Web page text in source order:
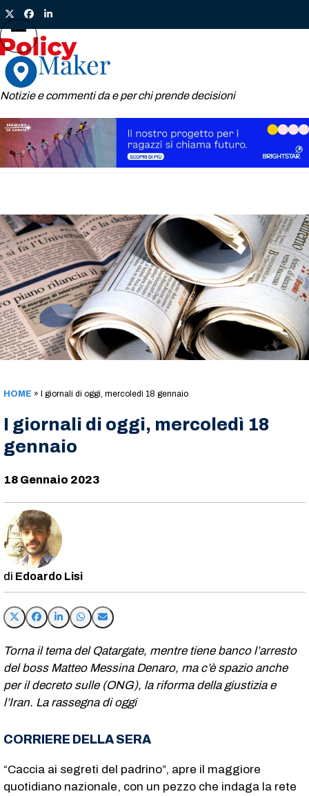
Skip
to
content
TwitterFacebook
LinkedIn
Notizie e commenti da e per chi prende decisioni
Open
mobile
menu
Close
mobile
menu
HOME » I giornali di oggi, mercoledì 18 gennaio
I giornali di oggi, mercoledì 18
gennaio
18 Gennaio 2023
Edoardo Lisi
Torna il tema del Qatargate, mentre tiene banco l’arresto
del boss Matteo Messina Denaro, ma c’è spazio anche
per il decreto sulle (ONG), la riforma della giustizia e
l’Iran. La rassegna di oggi
CORRIERE DELLA SERA
“Caccia ai segreti del padrino”, apre il maggiore
quotidiano nazionale, con un pezzo che indaga la rete